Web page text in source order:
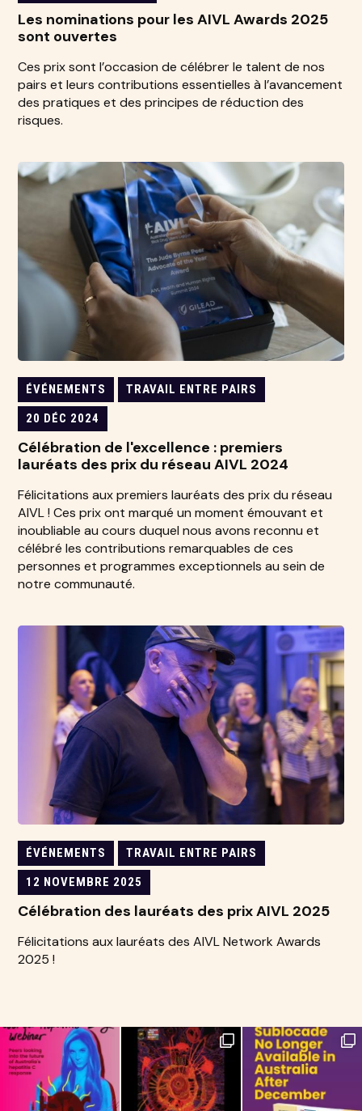
Les nominations pour les AIVL Awards 2025
sont ouvertes
Ces prix sont l’occasion de célébrer le talent de nos
pairs et leurs contributions essentielles à l’avancement
des pratiques et des principes de réduction des
risques.
ÉVÉNEMENTS
TRAVAIL ENTRE PAIRS
20 DÉC 2024
Célébration de l'excellence : premiers
lauréats des prix du réseau AIVL 2024
Félicitations aux premiers lauréats des prix du réseau
AIVL ! Ces prix ont marqué un moment émouvant et
inoubliable au cours duquel nous avons reconnu et
célébré les contributions remarquables de ces
personnes et programmes exceptionnels au sein de
notre communauté.
ÉVÉNEMENTS
TRAVAIL ENTRE PAIRS
12 NOVEMBRE 2025
Célébration des lauréats des prix AIVL 2025
Félicitations aux lauréats des AIVL Network Awards
2025 !